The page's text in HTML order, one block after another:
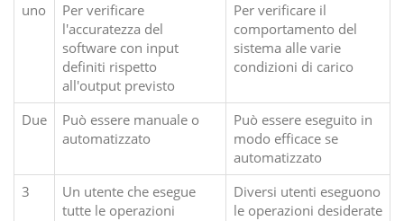
uno
Per verificare
l'accuratezza del
software con input
definiti rispetto
all'output previsto
Per verificare il
comportamento del
sistema alle varie
condizioni di carico
Due
Può essere manuale o
automatizzato
Può essere eseguito in
modo efficace se
automatizzato
3
Un utente che esegue
tutte le operazioni
Diversi utenti eseguono
le operazioni desiderate